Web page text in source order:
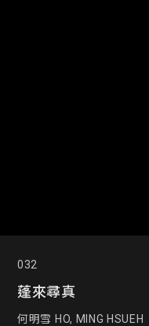
032
蓬來尋真
何明雪 HO, MING HSUEH